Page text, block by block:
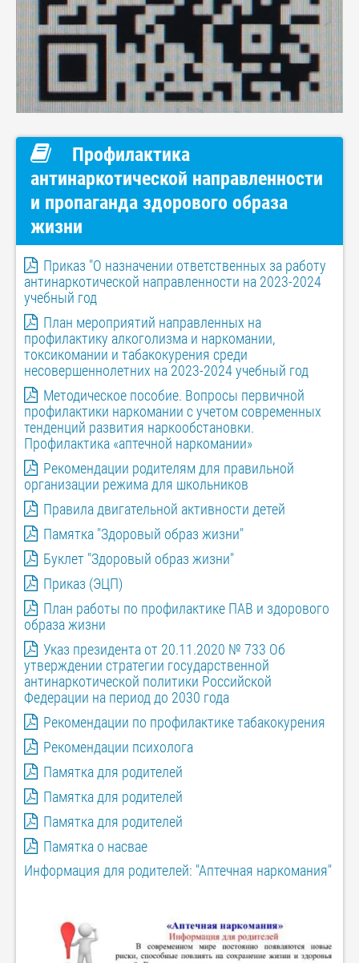
Профилактика
антинаркотической направленности
и пропаганда здорового образа
жизни
Приказ "О назначении ответственных за работу
антинаркотической направленности на 2023-2024
учебный год
План мероприятий направленных на
профилактику алкоголизма и наркомании,
токсикомании и табакокурения среди
несовершеннолетних на 2023-2024 учебный год
Методическое пособие. Вопросы первичной
профилактики наркомании с учетом современных
тенденций развития наркообстановки.
Профилактика «аптечной наркомании»
Рекомендации родителям для правильной
организации режима для школьников
Правила двигательной активности детей
Памятка "Здоровый образ жизни"
Буклет "Здоровый образ жизни"
Приказ (ЭЦП)
План работы по профилактике ПАВ и здорового
образа жизни
Указ президента от 20.11.2020 № 733 Об
утверждении стратегии государственной
антинаркотической политики Российской
Федерации на период до 2030 года
Рекомендации по профилактике табакокурения
Рекомендации психолога
Памятка для родителей
Памятка для родителей
Памятка для родителей
Памятка о насвае
Информация для родителей: "Аптечная наркомания"